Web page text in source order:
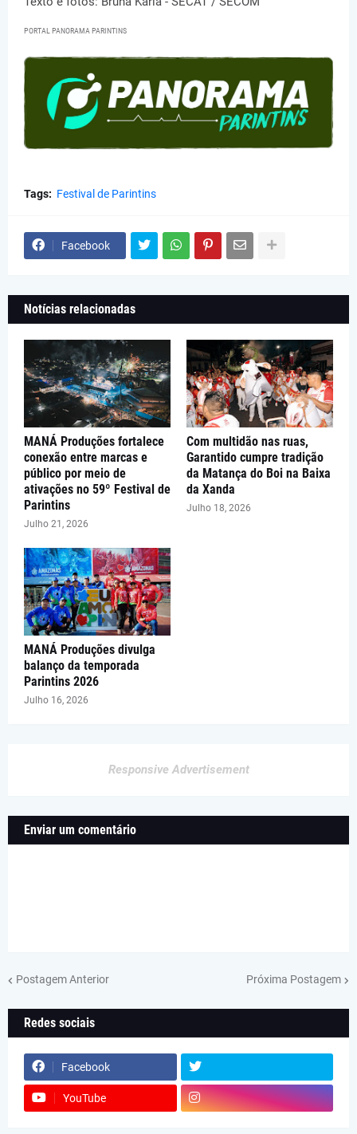
PORTAL PANORAMA PARINTINS
Tags: Festival de Parintins
Facebook
Notícias relacionadas
MANÁ Produções fortalece
conexão entre marcas e
público por meio de
ativações no 59º Festival de
Parintins
Julho 21, 2026
Com multidão nas ruas,
Garantido cumpre tradição
da Matança do Boi na Baixa
da Xanda
Julho 18, 2026
MANÁ Produções divulga
balanço da temporada
Parintins 2026
Julho 16, 2026
Responsive Advertisement
Enviar um comentário
Postagem Anterior Próxima Postagem
Redes sociais
Facebook
YouTube